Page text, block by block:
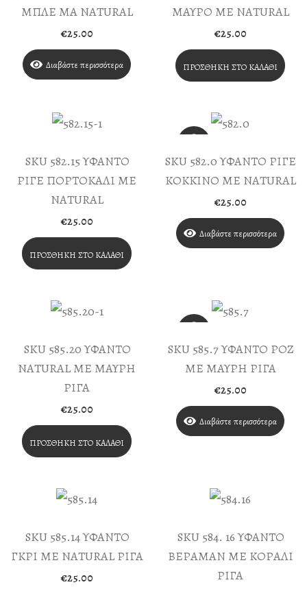
ΜΠΛΕ ΜΑ NATURAL
€25.00
Διαβάστε περισσότερα
ΜΑΥΡΟ ΜΕ NATURAL
€25.00
ΠΡΟΣΘΉΚΗ ΣΤΟ ΚΑΛΆΘΙ
SKU 582.15 ΥΦΑΝΤΟ
ΡΙΓΕ ΠΟΡΤΟΚΑΛΙ ΜΕ
NATURAL
€25.00
ΠΡΟΣΘΉΚΗ ΣΤΟ ΚΑΛΆΘΙ
SKU 582.0 ΥΦΑΝΤΟ ΡΙΓΕ
ΚΟΚΚΙΝΟ ΜΕ NATURAL
€25.00
Διαβάστε περισσότερα
SKU 585.20 ΥΦΑΝΤΟ
NATURAL ΜΕ ΜΑΥΡΗ
ΡΙΓΑ
€25.00
ΠΡΟΣΘΉΚΗ ΣΤΟ ΚΑΛΆΘΙ
SKU 585.7 ΥΦΑΝΤΟ ΡΟΖ
ΜΕ ΜΑΥΡΗ ΡΙΓΑ
€25.00
Διαβάστε περισσότερα
SKU 585.14 ΥΦΑΝΤΟ
ΓΚΡΙ ΜΕ NATURAL ΡΙΓΑ
€25.00
SKU 584. 16 ΥΦΑΝΤΟ
ΒΕΡΑΜΑΝ ΜΕ ΚΟΡΑΛΙ
ΡΙΓΑ